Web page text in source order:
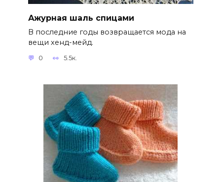
Ажурная шаль спицами
В последние годы возвращается мода на
вещи хенд-мейд.
0 5.5к.